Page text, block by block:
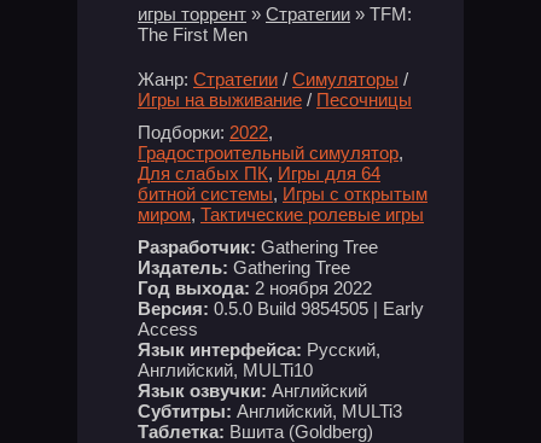
игры торрент » Стратегии » TFM:
The First Men
Жанр: Стратегии / Симуляторы /
Игры на выживание / Песочницы
Подборки: 2022,
Градостроительный симулятор,
Для слабых ПК, Игры для 64
битной системы, Игры с открытым
миром, Тактические ролевые игры
Разработчик: Gathering Tree
Издатель: Gathering Tree
Год выхода: 2 ноября 2022
Версия: 0.5.0 Build 9854505 | Early
Access
Язык интерфейса: Русский,
Английский, MULTi10
Язык озвучки: Английский
Субтитры: Английский, MULTi3
Таблетка: Вшита (Goldberg)